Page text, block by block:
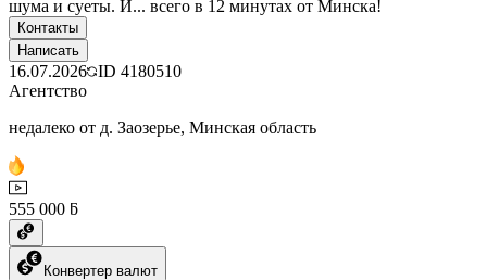
шума и суеты. И... всего в 12 минутах от Минска!
Контакты
Написать
16.07.2026 ID 4180510
Агентство
недалеко от д. Заозерье, Минская область
555 000 ƃ
Конвертер валют